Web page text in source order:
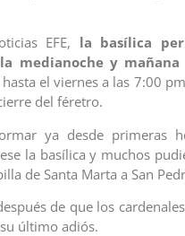
EFE, la basílica
medianoche y
el viernes a las 7:00
del féretro.
ya desde primeras
la basílica y muchos
de Santa Marta a San
de que los
último adiós.